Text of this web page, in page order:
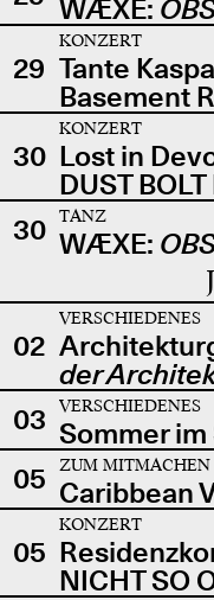
WÆXE:
29
KONZERT
Tante
Basement
30
KONZERT
Lost in
DUST
30
TANZ
WÆXE:
02
VERSCHIEDENES
der
03
VERSCHIEDENES
Sommer
05
ZUM MITMACHEN
Caribbean
05
KONZERT
NICHT SO